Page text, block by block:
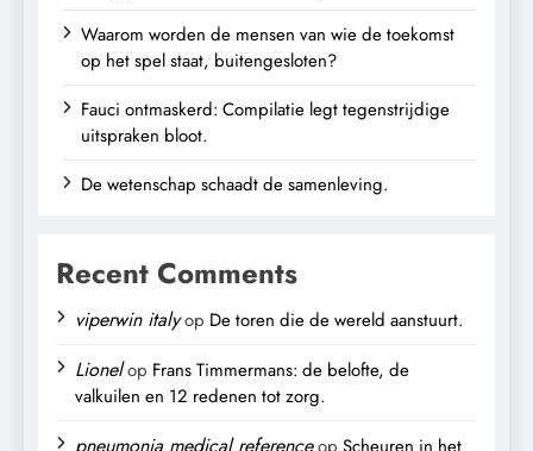
Waarom worden de mensen van wie de toekomst
op het spel staat, buitengesloten?
Fauci ontmaskerd: Compilatie legt tegenstrijdige
uitspraken bloot.
De wetenschap schaadt de samenleving.
Recent Comments
viperwin italyop De toren die de wereld aanstuurt.
Lionelop Frans Timmermans: de belofte, de
valkuilen en 12 redenen tot zorg.
pneumonia medical reference